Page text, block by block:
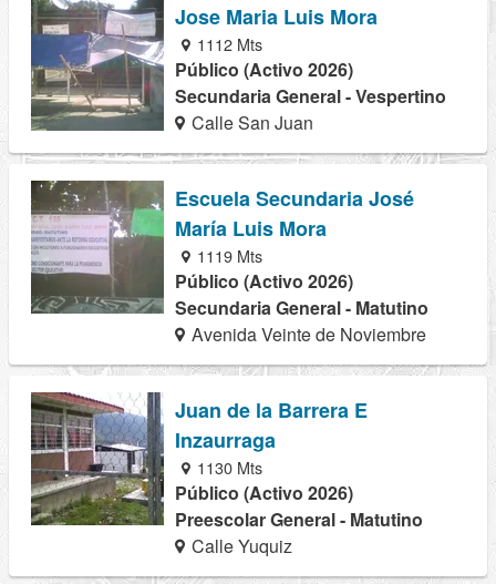
Jose Maria Luis Mora
1112 Mts
Público (Activo 2026)
Secundaria General - Vespertino
Calle San Juan
Escuela Secundaria José
María Luis Mora
1119 Mts
Público (Activo 2026)
Secundaria General - Matutino
Avenida Veinte de Noviembre
Juan de la Barrera E
Inzaurraga
1130 Mts
Público (Activo 2026)
Preescolar General - Matutino
Calle Yuquiz